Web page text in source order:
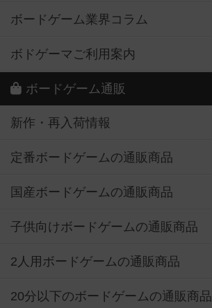
ボードゲーム業界コラム
ボドゲーマご利用案内
ボードゲーム通販
新作・再入荷情報
定番ボードゲームの通販商品
国産ボードゲームの通販商品
子供向けボードゲームの通販商品
2人用ボードゲームの通販商品
20分以下のボードゲームの通販商品